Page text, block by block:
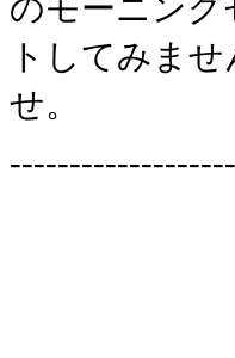
のモーニング
トしてみま
せ。